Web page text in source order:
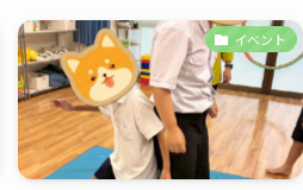
イベント